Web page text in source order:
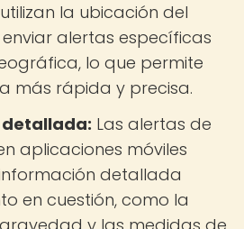
la ubicación del
alertas específicas
lo que permite
más rápida y precisa.
Las alertas de
aplicaciones móviles
detallada
en cuestión, como la